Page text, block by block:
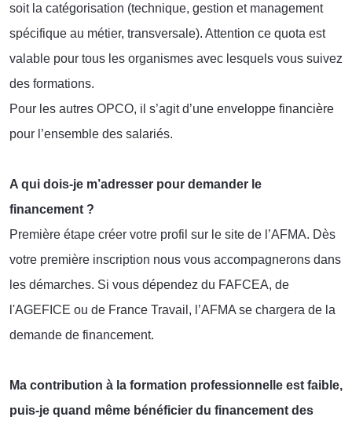
soit la catégorisation (technique, gestion et management
spécifique au métier, transversale). Attention ce quota est
valable pour tous les organismes avec lesquels vous suivez
des formations.
Pour les autres OPCO, il s’agit d’une enveloppe financière
pour l’ensemble des salariés.
A qui dois-je m’adresser pour demander le
financement ?
Première étape créer votre profil sur le site de l’AFMA. Dès
votre première inscription nous vous accompagnerons dans
les démarches. Si vous dépendez du FAFCEA, de
l'AGEFICE ou de France Travail, l’AFMA se chargera de la
demande de financement.
Ma contribution à la formation professionnelle est faible,
puis-je quand même bénéficier du financement des